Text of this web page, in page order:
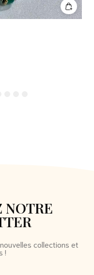
NOTRE
collections et
!